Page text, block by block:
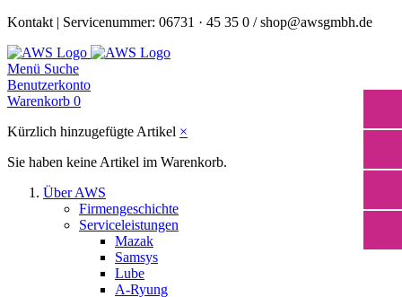
Kontakt | Servicenummer: 06731 · 45 35 0 / shop@awsgmbh.de
Menü Suche
Benutzerkonto
Warenkorb 0
Kürzlich hinzugefügte Artikel ×
Sie haben keine Artikel im Warenkorb.
Über AWS
Firmengeschichte
Serviceleistungen
Mazak
Samsys
Lube
A-Ryung